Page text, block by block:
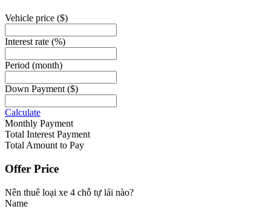
Vehicle price ($)
Interest rate (%)
Period (month)
Down Payment($)
Calculate
Monthly Payment
Total Interest Payment
Total Amount to Pay
Offer Price
Nên thuê loại xe 4 chỗ tự lái nào?
Name